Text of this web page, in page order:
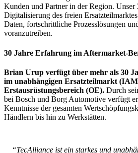
Kunden und Partner in der Region. Unser
Digitalisierung des freien
Daten, fortschrittliche Prozesslösungen
voranzutreiben.
30 Jahre Erfahrung im Aftermarket-
Brian Urup verfügt über mehr als 30
im unabhängigen Ersatzteilmarkt
Erstausrüstungsbereich (OE). Durch
bei Bosch und Borg Automotive verfügt
Kenntnisse der gesamten
Händlern bis hin zu Werkstätten.
“TecAlliance ist ein starkes und